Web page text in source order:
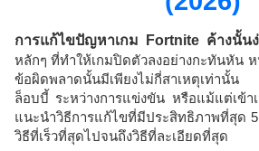
การแก้ไขปัญหาเกม Fortnite ค้างนั้น
หลักๆ ที่ทำให้เกมปิดตัวลงอย่างกะทันหัน
ข้อผิดพลาดนั้นมีเพียงไม่กี่สาเหตุเท่านั้น
ล็อบบี้ ระหว่างการแข่งขัน หรือแม้แต่เข้
แนะนำวิธีการแก้ไขที่มีประสิทธิภาพที่สุด 5
วิธีที่เร็วที่สุดไปจนถึงวิธีที่ละเอียดที่สุด